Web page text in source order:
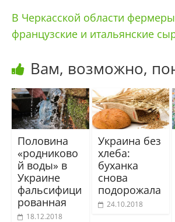
В Черкасской области
французские и итальянские
Вам, возможно,
Половина
«родниково
й воды» в
Украине
фальсифици
рованная
18.12.2018
Украина без
хлеба:
буханка
снова
подорожала
24.10.2018